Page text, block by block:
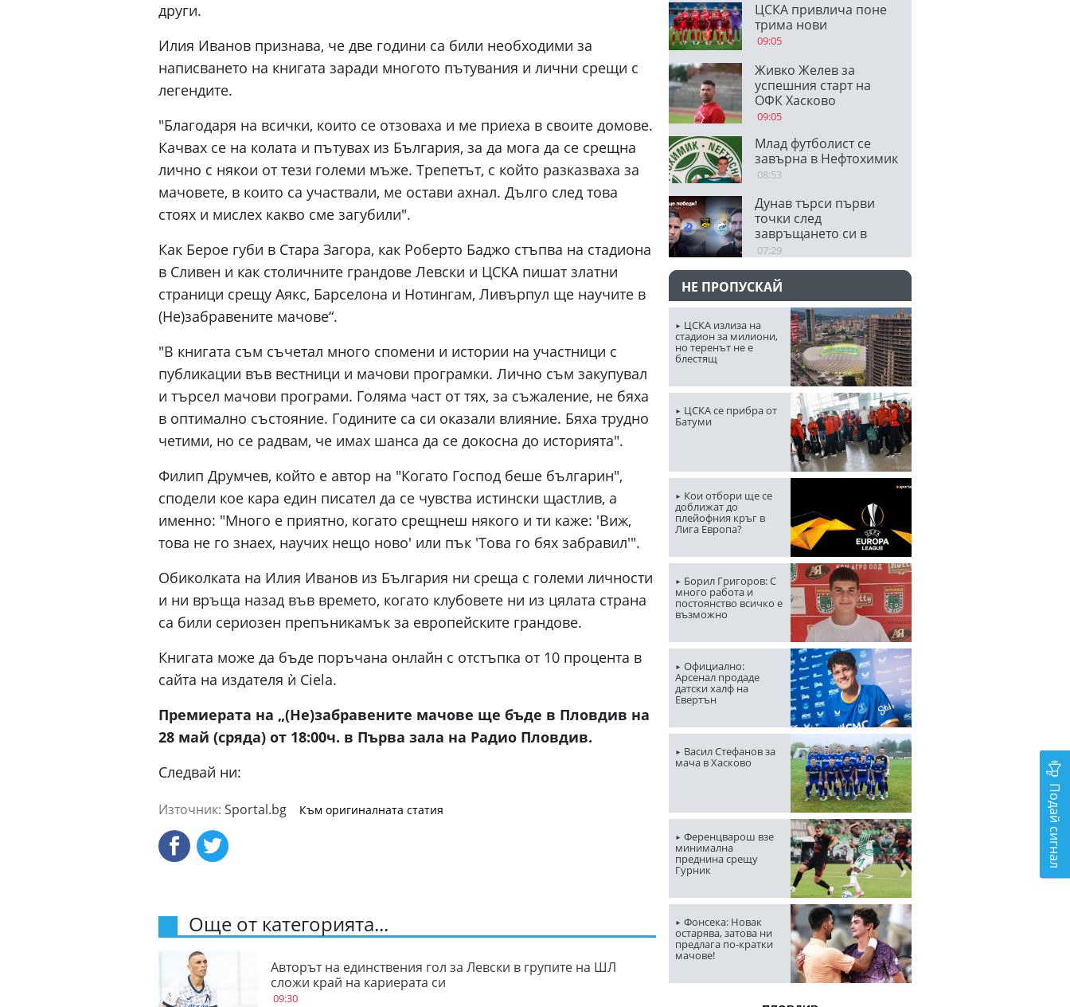
други.
Илия Иванов признава, че две години са били необходими за
написването на книгата заради многото пътувания и лични срещи с
легендите.
"Благодаря на всички, които се отзоваха и ме приеха в своите домове.
Качвах се на колата и пътувах из България, за да мога да се срещна
лично с някои от тези големи мъже. Трепетът, с който разказваха за
мачовете, в които са участвали, ме остави ахнал. Дълго след това
стоях и мислех какво сме загубили".
Как Берое губи в Стара Загора, как Роберто Баджо стъпва на стадиона
в Сливен и как столичните грандове Левски и ЦСКА пишат златни
страници срещу Аякс, Барселона и Нотингам, Ливърпул ще научите в
(Не)забравените мачове“.
"В книгата съм съчетал много спомени и истории на участници с
публикации във вестници и мачови програмки. Лично съм закупувал
и търсел мачови програми. Голяма част от тях, за съжаление, не бяха
в оптимално състояние. Годините са си оказали влияние. Бяха трудно
четими, но се радвам, че имах шанса да се докосна до историята".
Филип Друмчев, който е автор на "Когато Господ беше българин",
сподели кое кара един писател да се чувства истински щастлив, а
именно: "Много е приятно, когато срещнеш някого и ти каже: 'Виж,
това не го знаех, научих нещо ново' или пък 'Това го бях забравил'".
Обиколката на Илия Иванов из България ни среща с големи личности
и ни връща назад във времето, когато клубовете ни из цялата страна
са били сериозен препъникамък за европейските грандове.
Книгата може да бъде поръчана онлайн с отстъпка от 10 процента в
сайта на издателя ѝ Ciela.
Премиерата на „(Не)забравените мачове ще бъде в Пловдив на
28 май (сряда) от 18:00ч. в Първа зала на Радио Пловдив.
Следвай ни:
Източник: Sportal.bg Към оригиналната статия
Още от категорията...
Авторът на единствения гол за Левски в групите на ШЛ
сложи край на кариерата си
09:30
ЦСКА привлича поне
трима нови
09:05
Живко Желев за
успешния старт на
ОФК Хасково
09:05
Млад футболист се
завърна в Нефтохимик
08:53
Дунав търси първи
точки след
завръщането си в
елита
07:29
НЕ ПРОПУСКАЙ
ЦСКА излиза на
стадион за милиони,
но теренът не е
блестящ
ЦСКА се прибра от
Батуми
Кои отбори ще се
доближат до
плейофния кръг в
Лига Европа?
Борил Григоров: С
много работа и
постоянство всичко е
възможно
Официално:
Арсенал продаде
датски халф на
Евертън
Васил Стефанов за
мача в Хасково
Ференцварош взе
минимална
преднина срещу
Гурник
Фонсека: Новак
остарява, затова ни
предлага по-кратки
мачове!
Подай сигнал